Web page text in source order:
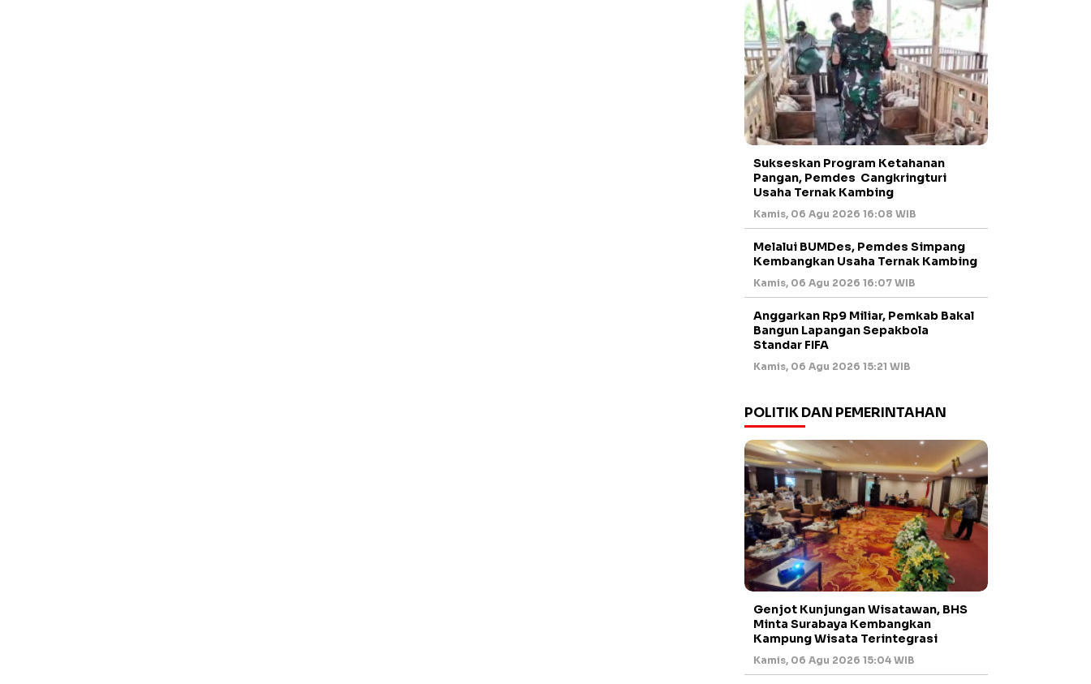
Sukseskan Program Ketahanan
Pangan, Pemdes Cangkringturi
Usaha Ternak Kambing
Kamis, 06 Agu 2026 16:08 WIB
Melalui BUMDes, Pemdes Simpang
Kembangkan Usaha Ternak Kambing
Kamis, 06 Agu 2026 16:07 WIB
Anggarkan Rp9 Miliar, Pemkab Bakal
Bangun Lapangan Sepakbola
Standar FIFA
Kamis, 06 Agu 2026 15:21 WIB
POLITIK DAN PEMERINTAHAN
Genjot Kunjungan Wisatawan, BHS
Minta Surabaya Kembangkan
Kampung Wisata Terintegrasi
Kamis, 06 Agu 2026 15:04 WIB